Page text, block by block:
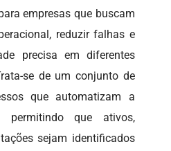
empresas que buscam
reduzir falhas e
precisa em diferentes
se de um conjunto de
que automatizam a
permitindo que ativos,
sejam identificados